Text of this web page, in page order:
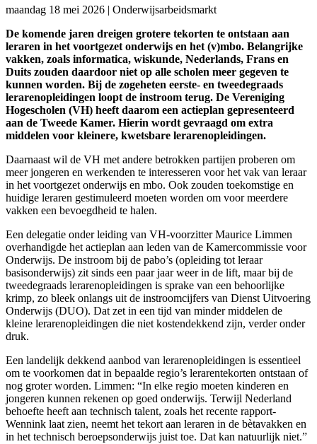
maandag 18 mei 2026 | Onderwijsarbeidsmarkt
De komende jaren dreigen grotere tekorten te ontstaan aan
leraren in het voortgezet onderwijs en het (v)mbo. Belangrijke
vakken, zoals informatica, wiskunde, Nederlands, Frans en
Duits zouden daardoor niet op alle scholen meer gegeven te
kunnen worden. Bij de zogeheten eerste- en tweedegraads
lerarenopleidingen loopt de instroom terug. De Vereniging
Hogescholen (VH) heeft daarom een actieplan gepresenteerd
aan de Tweede Kamer. Hierin wordt gevraagd om extra
middelen voor kleinere, kwetsbare lerarenopleidingen.
Daarnaast wil de VH met andere betrokken partijen proberen om
meer jongeren en werkenden te interesseren voor het vak van leraar
in het voortgezet onderwijs en mbo. Ook zouden toekomstige en
huidige leraren gestimuleerd moeten worden om voor meerdere
vakken een bevoegdheid te halen.
Een delegatie onder leiding van VH-voorzitter Maurice Limmen
overhandigde het actieplan aan leden van de Kamercommissie voor
Onderwijs. De instroom bij de pabo’s (opleiding tot leraar
basisonderwijs) zit sinds een paar jaar weer in de lift, maar bij de
tweedegraads lerarenopleidingen is sprake van een behoorlijke
krimp, zo bleek onlangs uit de instroomcijfers van Dienst Uitvoering
Onderwijs (DUO). Dat zet in een tijd van minder middelen de
kleine lerarenopleidingen die niet kostendekkend zijn, verder onder
druk.
Een landelijk dekkend aanbod van lerarenopleidingen is essentieel
om te voorkomen dat in bepaalde regio’s lerarentekorten ontstaan of
nog groter worden. Limmen: “In elke regio moeten kinderen en
jongeren kunnen rekenen op goed onderwijs. Terwijl Nederland
behoefte heeft aan technisch talent, zoals het recente rapport-
Wennink laat zien, neemt het tekort aan leraren in de bètavakken en
in het technisch beroepsonderwijs juist toe. Dat kan natuurlijk niet.”